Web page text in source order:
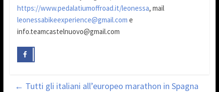
https://www.pedalatiumoffroad.it/leonessa, mail
leonessabikeexperience@gmail.com e
info.teamcastelnuovo@gmail.com
← Tutti gli italiani all’europeo marathon in Spagna